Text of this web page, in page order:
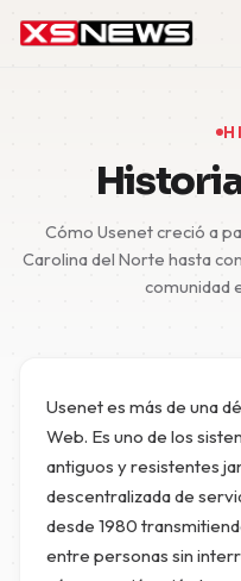
Block Accounts
Support
5 Day Pass
Cómo Usenet creció a
Carolina del Norte hasta
comunidad
Usenet es más de una
Web. Es uno de los
antiguos y resistentes
descentralizada de
desde 1980
entre personas sin